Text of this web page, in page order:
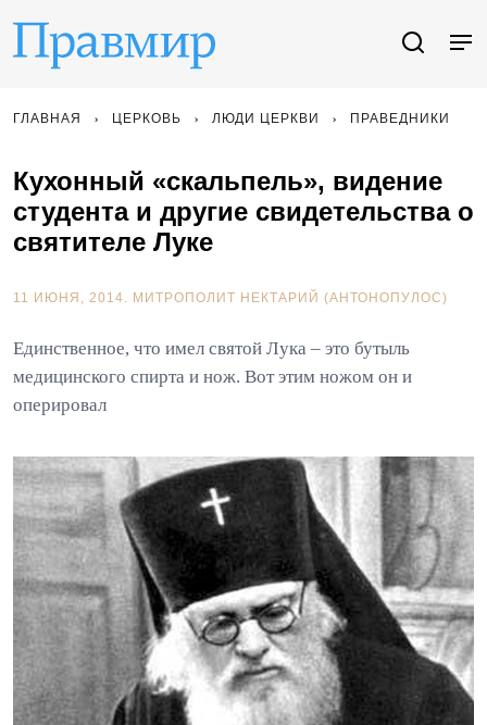
ГЛАВНАЯ ЦЕРКОВЬ ЛЮДИ ЦЕРКВИ ПРАВЕДНИКИ
Кухонный «скальпель», видение
студента и другие свидетельства о
святителе Луке
11 ИЮНЯ, 2014. МИТРОПОЛИТ НЕКТАРИЙ (АНТОНОПУЛОС)
Единственное, что имел святой Лука – это бутыль
медицинского спирта и нож. Вот этим ножом он и
оперировал